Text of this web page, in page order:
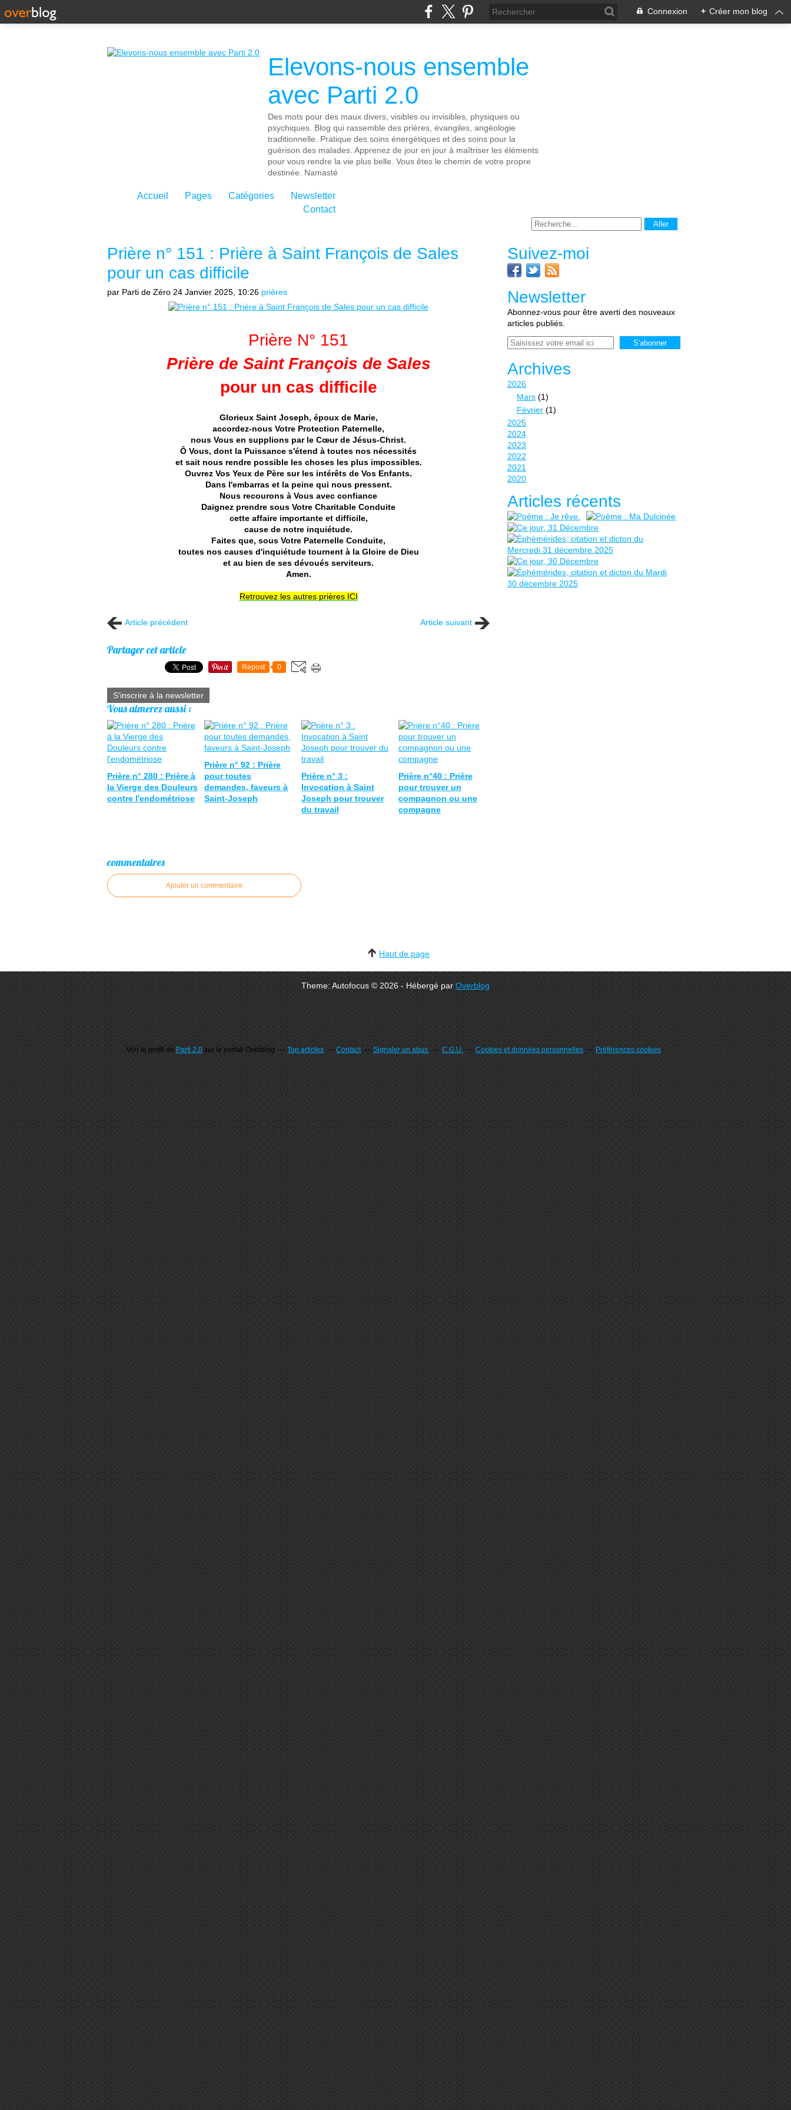
Connexion + Créer mon blog
Elevons-nous ensemble
avec Parti 2.0
Des mots pour des maux divers, visibles ou invisibles, physiques ou
psychiques. Blog qui rassemble des prières, évangiles, angéologie
traditionnelle. Pratique des soins énergétiques et des soins pour la
guérison des malades. Apprenez de jour en jour à maîtriser les éléments
pour vous rendre la vie plus belle. Vous êtes le chemin de votre propre
destinée. Namasté
Accueil Pages Catégories
Newsletter
Contact
Prière n° 151 : Prière à Saint François de Sales
pour un cas difficile
par Parti de Zéro 24 Janvier 2025, 10:26 prières
Prière N° 151
Prière de Saint François de Sales
pour un cas difficile
Glorieux Saint Joseph, époux de Marie,
accordez-nous Votre Protection Paternelle,
nous Vous en supplions par le Cœur de Jésus-Christ.
Ô Vous, dont la Puissance s'étend à toutes nos nécessités
et sait nous rendre possible les choses les plus impossibles.
Ouvrez Vos Yeux de Père sur les intérêts de Vos Enfants.
Dans l'embarras et la peine qui nous pressent.
Nous recourons à Vous avec confiance
Daignez prendre sous Votre Charitable Conduite
cette affaire importante et difficile,
cause de notre inquiétude.
Faites que, sous Votre Paternelle Conduite,
toutes nos causes d'inquiétude tournent à la Gloire de Dieu
et au bien de ses dévoués serviteurs.
Amen.
Retrouvez les autres prières ICI
Article précédent Article suivant
Partager cet article
Repost 0
S'inscrire à la newsletter
Vous aimerez aussi :
Prière n° 280 : Prière à
la Vierge des Douleurs
contre l'endométriose
Prière n° 92 : Prière
pour toutes
demandes, faveurs à
Saint-Joseph
Prière n° 3 :
Invocation à Saint
Joseph pour trouver
du travail
Prière n°40 : Prière
pour trouver un
compagnon ou une
compagne
commentaires
Ajouter un commentaire
Suivez-moi
Newsletter
Abonnez-vous pour être averti des nouveaux
articles publiés.
Email
Archives
2026
Mars (1)
Février (1)
2025
2024
2023
2022
2021
2020
Articles récents
Haut de page
Theme: Autofocus © 2026 - Hébergé parOverblog
Voir le profil deParti 2.0sur le portail Overblog Top articles Contact Signaler un abus C.G.U. Cookies et données personnelles Préférences cookies